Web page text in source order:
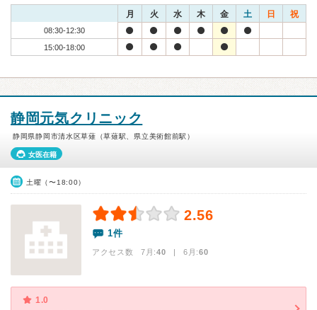
月 火 水 木 金 土 日 祝
08:30-12:30
15:00-18:00
静岡元気クリニック
静岡県静岡市清水区草薙（草薙駅、県立美術館前駅）
女医在籍
土曜（〜18:00）
2.56
1件
アクセス数 7月:40 | 6月:60
1.0